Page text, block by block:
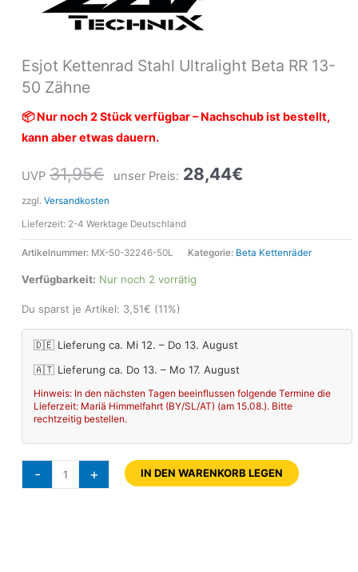
Esjot Kettenrad Stahl Ultralight Beta RR 13-
50 Zähne
📦 Nur noch 2 Stück verfügbar – Nachschub ist bestellt,
kann aber etwas dauern.
UVP 31,95€ unser Preis: 28,44€
zzgl. Versandkosten
Lieferzeit: 2-4 Werktage Deutschland
Artikelnummer: MX-50-32246-50L Kategorie: Beta Kettenräder
Verfügbarkeit: Nur noch 2 vorrätig
Du sparst je Artikel: 3,51€ (11%)
🇩🇪 Lieferung ca. Mi 12. – Do 13. August
🇦🇹 Lieferung ca. Do 13. – Mo 17. August
Hinweis: In den nächsten Tagen beeinflussen folgende Termine die
Lieferzeit: Mariä Himmelfahrt (BY/SL/AT) (am 15.08.). Bitte
rechtzeitig bestellen.
- + IN DEN WARENKORB LEGEN